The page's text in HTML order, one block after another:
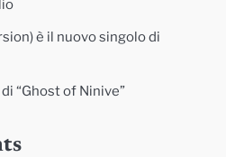
è il nuovo singolo di
“Ghost of Ninive”